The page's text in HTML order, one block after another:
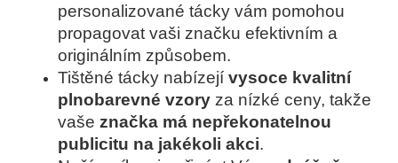
personalizované tácky vám pomohou
propagovat vaši značku efektivním a
originálním způsobem.
Tištěné tácky nabízejí vysoce kvalitní
plnobarevné vzory za nízké ceny, takže
vaše značka má nepřekonatelnou
publicitu na jakékoli akci.